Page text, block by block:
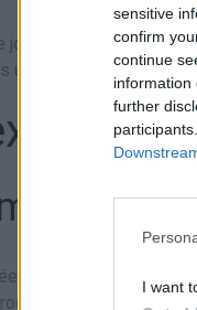
sensitive
confirm
continue
information
further
I want
par une
un autre angle.
au marché Albert
frais aux